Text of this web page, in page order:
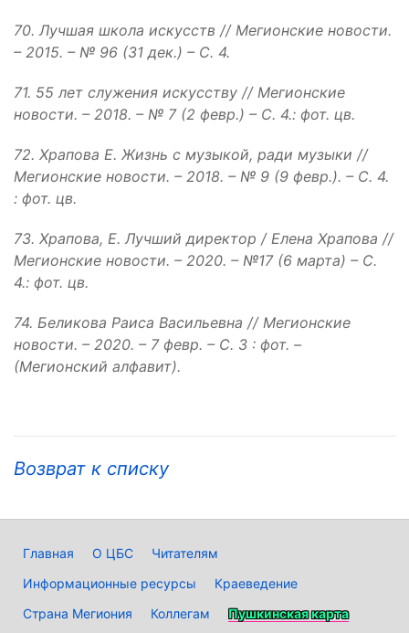
70. Лучшая школа искусств // Мегионские новости.
– 2015. – № 96 (31 дек.) – С. 4.
71. 55 лет служения искусству // Мегионские
новости. – 2018. – № 7 (2 февр.) – С. 4.: фот. цв.
72. Храпова Е. Жизнь с музыкой, ради музыки //
Мегионские новости. – 2018. – № 9 (9 февр.). – С. 4.
: фот. цв.
73. Храпова, Е. Лучший директор / Елена Храпова //
Мегионские новости. – 2020. – №17 (6 марта) – С.
4.: фот. цв.
74. Беликова Раиса Васильевна // Мегионские
новости. – 2020. – 7 февр. – С. 3 : фот. –
(Мегионский алфавит).
Возврат к списку
Главная О ЦБС
Читателям
Информационные ресурсы
Краеведение
Страна Мегиония
Коллегам Пушкинская карта